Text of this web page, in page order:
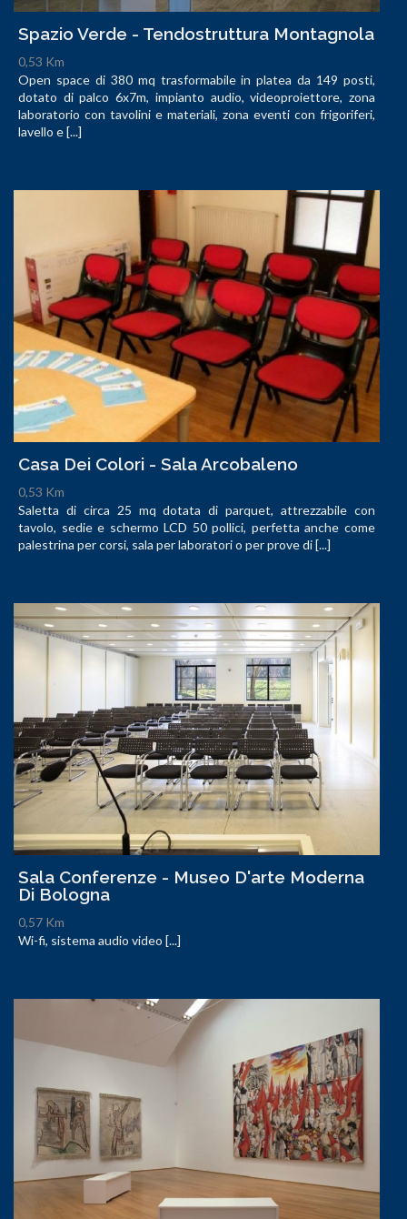
Spazio Verde - Tendostruttura Montagnola
0,53 Km
Open space di 380 mq trasformabile in platea da 149 posti,
dotato di palco 6x7m, impianto audio, videoproiettore, zona
laboratorio con tavolini e materiali, zona eventi con frigoriferi,
lavello e [...]
Casa Dei Colori - Sala Arcobaleno
0,53 Km
Saletta di circa 25 mq dotata di parquet, attrezzabile con
tavolo, sedie e schermo LCD 50 pollici, perfetta anche come
palestrina per corsi, sala per laboratori o per prove di [...]
Sala Conferenze - Museo D'arte Moderna
Di Bologna
0,57 Km
Wi-fi, sistema audio video [...]